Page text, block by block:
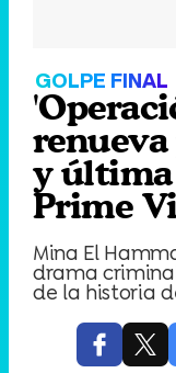
GOLPE FINAL
y última
Prime
Mina El
drama
de la historia